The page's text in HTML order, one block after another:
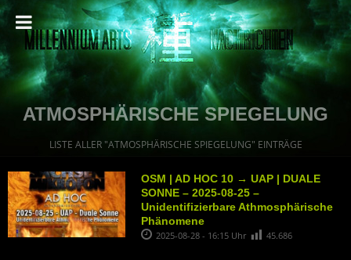
ATMOSPHÄRISCHE SPIEGELUNG
LISTE ALLER "ATMOSPHÄRISCHE SPIEGELUNG" EINTRÄGE
OSM | AD HOC 10 → UAP | DUALE
SONNE – 2025-08-25 –
Unidentifizierbare Athmosphärische
Phänomene
2025-08-28 - 16:15 Uhr 45.686